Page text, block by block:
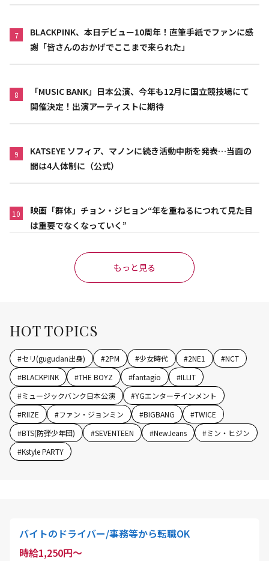
7
BLACKPINK、本日デビュー10周年！直筆手紙でファンに感
謝「皆さんのおかげでここまで来られた」
8
「MUSIC BANK」日本公演、今年も12月に国立競技場にて
開催決定！出演アーティストに期待
9
KATSEYE ソフィア、マノンに続き活動中断を発表…当面の
間は4人体制に（公式）
10
映画「群体」チョン・ジヒョン“年を重ねるにつれて見た目
は重要でなくなっていく”
もっと見る
HOT TOPICS
#セリ(gugudan出身) #2PM #少女時代 #2NE1 #NCT
#BLACKPINK #THE BOYZ #fantagio #ILLIT
#ミュージックバンク日本公演 #YGエンターテインメント
#RIIZE #ファン・ジョンミン #BIGBANG #TWICE
#BTS(防弾少年団) #SEVENTEEN #NewJeans #ミン・ヒジン
#Kstyle PARTY
バイトのドライバー/事務等から転職OK
時給1,250円～